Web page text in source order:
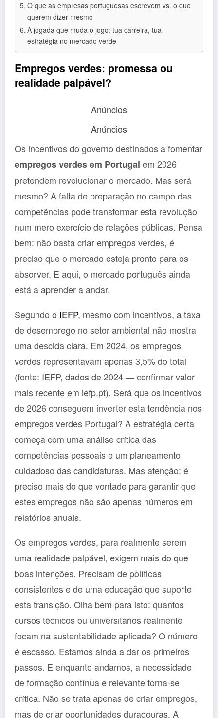
O que as empresas portuguesas escrevem vs. o que
querem dizer mesmo
A jogada que muda o jogo: tua carreira, tua
estratégia no mercado verde
Empregos verdes: promessa ou
realidade palpável?
Anúncios
Anúncios
Os incentivos do governo destinados a fomentar
empregos verdes em Portugal em 2026
pretendem revolucionar o mercado. Mas será
mesmo? A falta de preparação no campo das
competências pode transformar esta revolução
num mero exercício de relações públicas. Pensa
bem: não basta criar empregos verdes, é
preciso que o mercado esteja pronto para os
absorver. E aqui, o mercado português ainda
está a aprender a andar.
Segundo o IEFP, mesmo com incentivos, a taxa
de desemprego no setor ambiental não mostra
uma descida clara. Em 2024, os empregos
verdes representavam apenas 3,5% do total
(fonte: IEFP, dados de 2024 — confirmar valor
mais recente em iefp.pt). Será que os incentivos
de 2026 conseguem inverter esta tendência nos
empregos verdes Portugal? A estratégia certa
começa com uma análise crítica das
competências pessoais e um planeamento
cuidadoso das candidaturas. Mas atenção: é
preciso mais do que vontade para garantir que
estes empregos não são apenas números em
relatórios anuais.
Os empregos verdes, para realmente serem
uma realidade palpável, exigem mais do que
boas intenções. Precisam de políticas
consistentes e de uma educação que suporte
esta transição. Olha bem para isto: quantos
cursos técnicos ou universitários realmente
focam na sustentabilidade aplicada? O número
é escasso. Estamos ainda a dar os primeiros
passos. E enquanto andamos, a necessidade
de formação contínua e relevante torna-se
crítica. Não se trata apenas de criar empregos,
mas de criar oportunidades duradouras. A